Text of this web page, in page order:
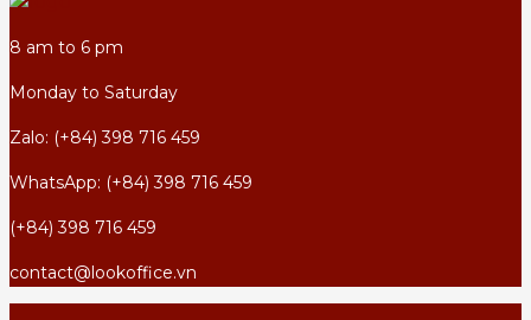
8 am to 6 pm
Monday to Saturday
Zalo: (+84) 398 716 459
WhatsApp: (+84) 398 716 459
(+84) 398 716 459
contact@lookoffice.vn